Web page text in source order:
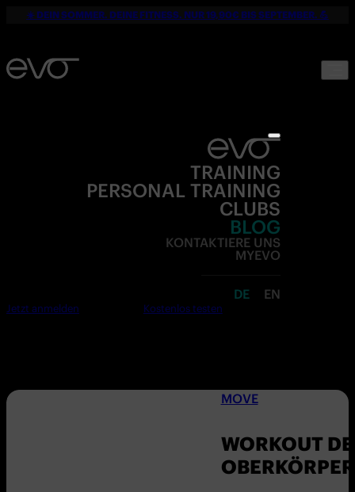
☀️ DEIN SOMMER. DEINE FITNESS. NUR 19,90€ BIS SEPTEMBER. 💪
TRAINING
PERSONAL TRAINING
CLUBS
BLOG
KONTAKTIERE UNS
MYEVO
DE EN
Jetzt anmelden Kostenlos testen
MOVE
WORKOUT